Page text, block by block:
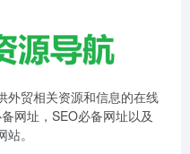
外贸相关资源和信息的在线
网址，SEO必备网址以及
。